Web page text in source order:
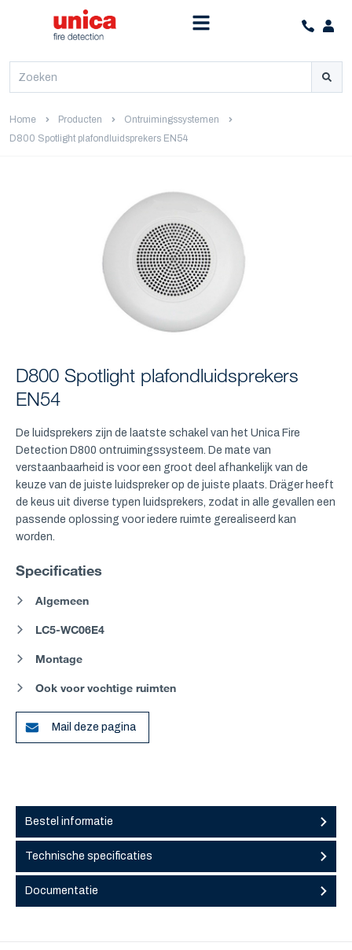
Home Producten
Ontruimingssystemen
D800 Spotlight plafondluidsprekers EN54
D800 Spotlight plafondluidsprekers
EN54
De luidsprekers zijn de laatste schakel van het Unica Fire
Detection D800 ontruimingssysteem. De mate van
verstaanbaarheid is voor een groot deel afhankelijk van de
keuze van de juiste luidspreker op de juiste plaats. Dräger heeft
de keus uit diverse typen luidsprekers, zodat in alle gevallen een
passende oplossing voor iedere ruimte gerealiseerd kan
worden.
Specificaties
Algemeen
LC5-WC06E4
Montage
Ook voor vochtige ruimten
Mail deze pagina
Bestel informatie
Technische specificaties
Documentatie